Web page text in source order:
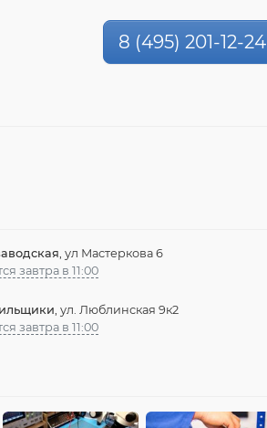
8 (495) 201-12-24
, ул Мастеркова 6
завтра в 11:00
, ул. Люблинская 9к2
завтра в 11:00